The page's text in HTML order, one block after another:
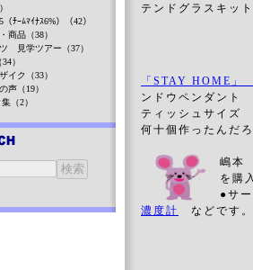
テンドグラスキッ
「STAY HOME
ンドウペンダン
ティッシュサイズ
何十個作ったんだ
嶋本
を購
●サ
濃度計
などです。
（ﾁｰﾑﾏｲﾅｽ6%）（42）
商品（38）
見学ツアー（37）
）
イク（33）
声（19）
（2）